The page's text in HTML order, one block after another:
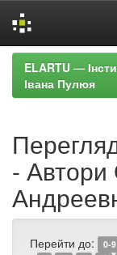
Skip
navigation
ELARTU —
Івана Пулюя
- Автори
Перейти до: 0-9